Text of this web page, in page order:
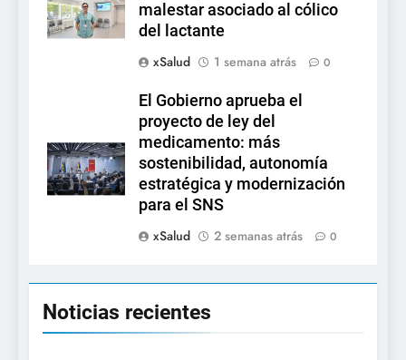
malestar asociado al cólico
del lactante
xSalud
1 semana atrás 0
El Gobierno aprueba el
proyecto de ley del
medicamento: más
sostenibilidad, autonomía
estratégica y modernización
para el SNS
xSalud
2 semanas atrás 0
Noticias recientes